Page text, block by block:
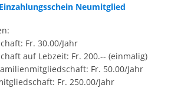
Neumitglied
Fr. 30.00/Jahr
auf Lebzeit: Fr. 200.-- (einmalig)
Fr. 50.00/Jahr
Fr. 250.00/Jahr